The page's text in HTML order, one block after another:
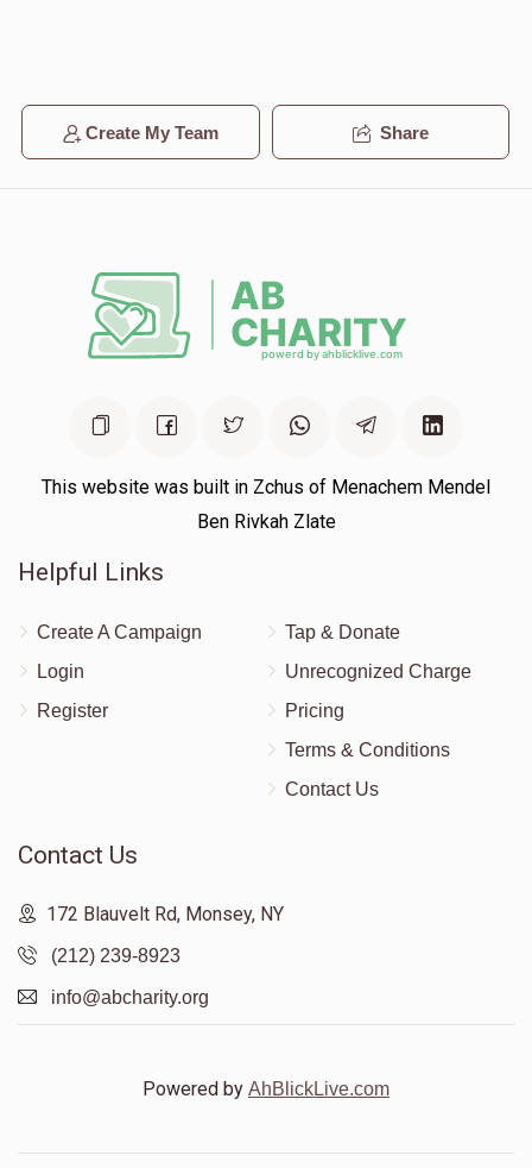
Create My Team Share
This website was built in Zchus of Menachem Mendel
Ben Rivkah Zlate
Helpful Links
Create A Campaign
Login
Register
Tap & Donate
Unrecognized Charge
Pricing
Terms & Conditions
Contact Us
Contact Us
172 Blauvelt Rd, Monsey, NY
(212) 239-8923
info@abcharity.org
Powered by AhBlickLive.com